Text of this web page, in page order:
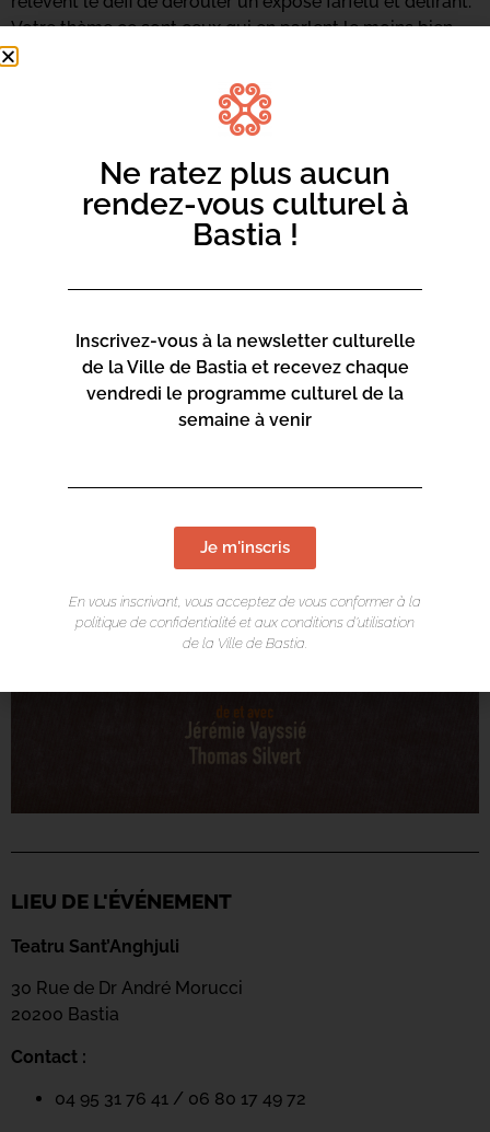
Votre thème ce sont ceux qui en parlent le moins bien.
LIEU DE L'ÉVÉNEMENT
Teatru Sant’Anghjuli
30 Rue de Dr André Morucci
20200 Bastia
Contact :
04 95 31 76 41 / 06 80 17 49 72
Ne ratez plus aucun
rendez-vous culturel à
Bastia !
Inscrivez-vous à la newsletter culturelle
de la Ville de Bastia et recevez chaque
vendredi le programme culturel de la
semaine à venir
Je m'inscris
En vous inscrivant, vous acceptez de vous conformer à la
politique de confidentialité et aux conditions d’utilisation
de la Ville de Bastia.